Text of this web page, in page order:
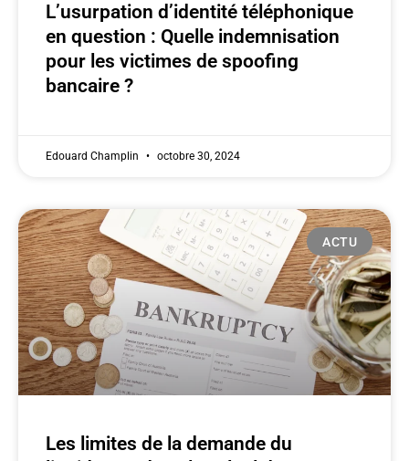
L’usurpation d’identité téléphonique
en question : Quelle indemnisation
pour les victimes de spoofing
bancaire ?
Edouard Champlin octobre 30, 2024
ACTU
Les limites de la demande du